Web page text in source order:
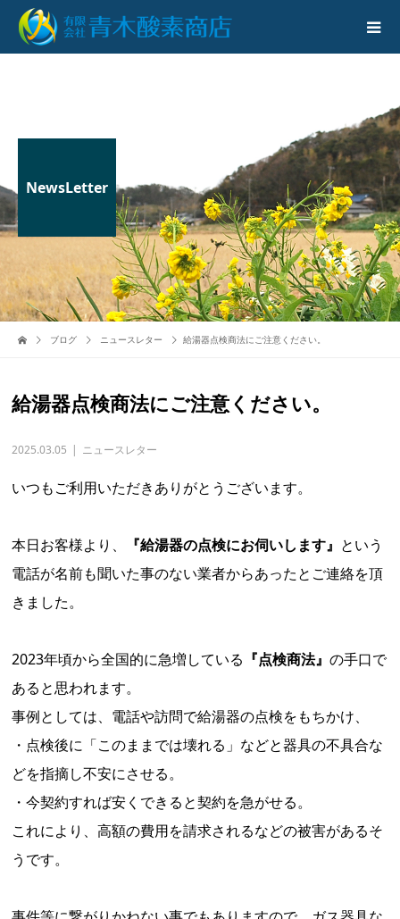
NewsLetter
ブログ ニュースレター 給湯器点検商法にご注意ください。
給湯器点検商法にご注意ください。
2025.03.05 ニュースレター
いつもご利用いただきありがとうございます。
本日お客様より、 『給湯器の点検にお伺いします』 という
電話が名前も聞いた事のない業者からあったとご連絡を頂
きました。
2023年頃から全国的に急増している 『点検商法』の手口で
あると思われます。
事例としては、電話や訪問で給湯器の点検をもちかけ、
・点検後に「このままでは壊れる」などと器具の不具合な
どを指摘し不安にさせる。
・今契約すれば安くできると契約を急がせる。
これにより、高額の費用を請求されるなどの被害があるそ
うです。